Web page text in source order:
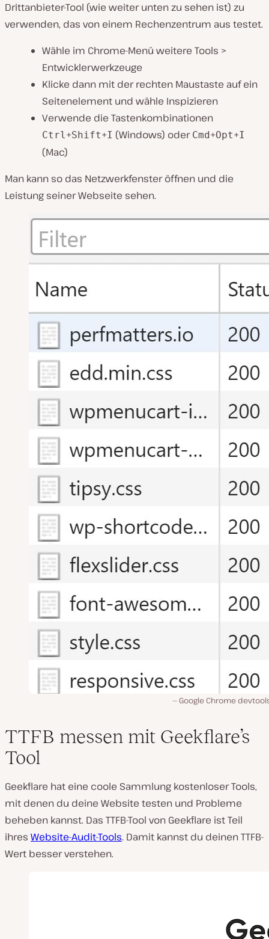
Drittanbieter-Tool (wie weiter unten zu sehen ist) zu
verwenden, das von einem Rechenzentrum aus testet.
Wähle im Chrome-Menü weitere Tools >
Entwicklerwerkzeuge
Klicke dann mit der rechten Maustaste auf ein
Seitenelement und wähle Inspizieren
Verwende die Tastenkombinationen
Ctrl+Shift+I (Windows) oder Cmd +Opt+I
(Mac)
Man kann so das Netzwerkfenster öffnen und die
Leistung seiner Webseite sehen.
Google Chrome devtools
TTFB messen mit Geekflare’s
Tool
Geekflare hat eine coole Sammlung kostenloser Tools,
mit denen du deine Website testen und Probleme
beheben kannst. Das TTFB-Tool von Geekflare ist Teil
ihres Website-Audit-Tools. Damit kannst du deinen TTFB-
Wert besser verstehen.